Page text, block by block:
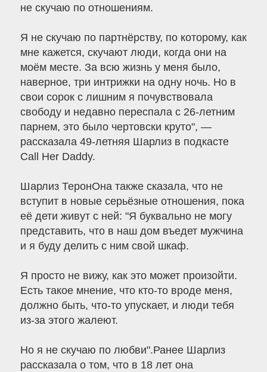
не скучаю по отношениям.
Я не скучаю по партнёрству, по которому, как
мне кажется, скучают люди, когда они на
моём месте. За всю жизнь у меня было,
наверное, три интрижки на одну ночь. Но в
свои сорок с лишним я почувствовала
свободу и недавно переспала с 26-летним
парнем, это было чертовски круто", —
рассказала 49-летняя Шарлиз в подкасте
Call Her Daddy.
Шарлиз ТеронОна также сказала, что не
вступит в новые серьёзные отношения, пока
её дети живут с ней: "Я буквально не могу
представить, что в наш дом въедет мужчина
и я буду делить с ним свой шкаф.
Я просто не вижу, как это может произойти.
Есть такое мнение, что кто-то вроде меня,
должно быть, что-то упускает, и люди тебя
из-за этого жалеют.
Но я не скучаю по любви".Ранее Шарлиз
рассказала о том, что в 18 лет она